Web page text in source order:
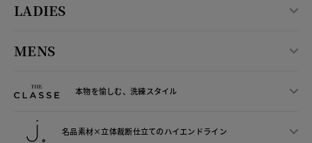
LADIES
MENS
本物を愉しむ、洗練スタイル
名品素材×立体裁断仕立てのハイエンドライン